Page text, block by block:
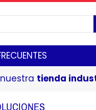
tienda